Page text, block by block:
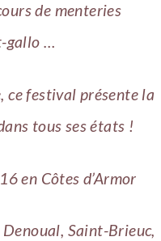
de menteries
gallo …
ce festival présente la
tous ses états !
en Côtes d’Armor
Saint-Brieuc,